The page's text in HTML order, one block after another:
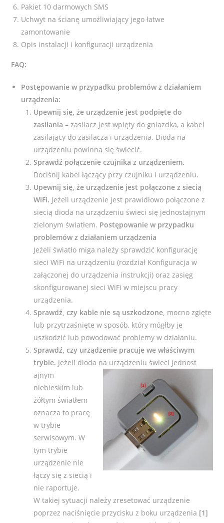
Pakiet 10 darmowych SMS
Uchwyt na ścianę umożliwiający jego łatwe
zamontowanie
Opis instalacji i konfiguracji urządzenia
FAQ:
Postępowanie w przypadku problemów z działaniem
urządzenia:
Upewnij się, że urządzenie jest podpięte do
zasilania – zasilacz jest wpięty do gniazdka, a kabel
zasilający do zasilacza i urządzenia. Dioda na
urządzeniu powinna się świecić.
Sprawdź połączenie czujnika z urządzeniem.
Dociśnij kabel łączący przy czujniku i urządzeniu.
Upewnij się, że urządzenie jest połączone z siecią
WiFi. Jeżeli urządzenie jest prawidłowo połączone z
siecią dioda na urządzeniu świeci się jednostajnym
zielonym światłem. Postępowanie w przypadku
problemów z działaniem urządzenia
Jeżeli światło miga należy sprawdzić konfigurację
sieci WiFi na urządzeniu (rozdział Konfiguracja w
załączonej do urządzenia instrukcji) oraz zasięg
skonfigurowanej sieci WiFi w miejscu pracy
urządzenia.
Sprawdź, czy kable nie są uszkodzone, mocno zgięte
lub przytrzaśnięte w sposób, który mógłby je
uszkodzić lub powodować problemy w działaniu.
Sprawdź, czy urządzenie pracuje we właściwym
trybie. Jeżeli dioda na urządzeniu świeci jednost
ajnym
niebieskim lub
żółtym światłem
oznacza to pracę
w trybie
serwisowym. W
tym trybie
urządzenie nie
łączy się z siecią i
nie raportuje.
W takiej sytuacji należy zresetować urządzenie
poprzez naciśnięcie przycisku z boku urządzenia [1]